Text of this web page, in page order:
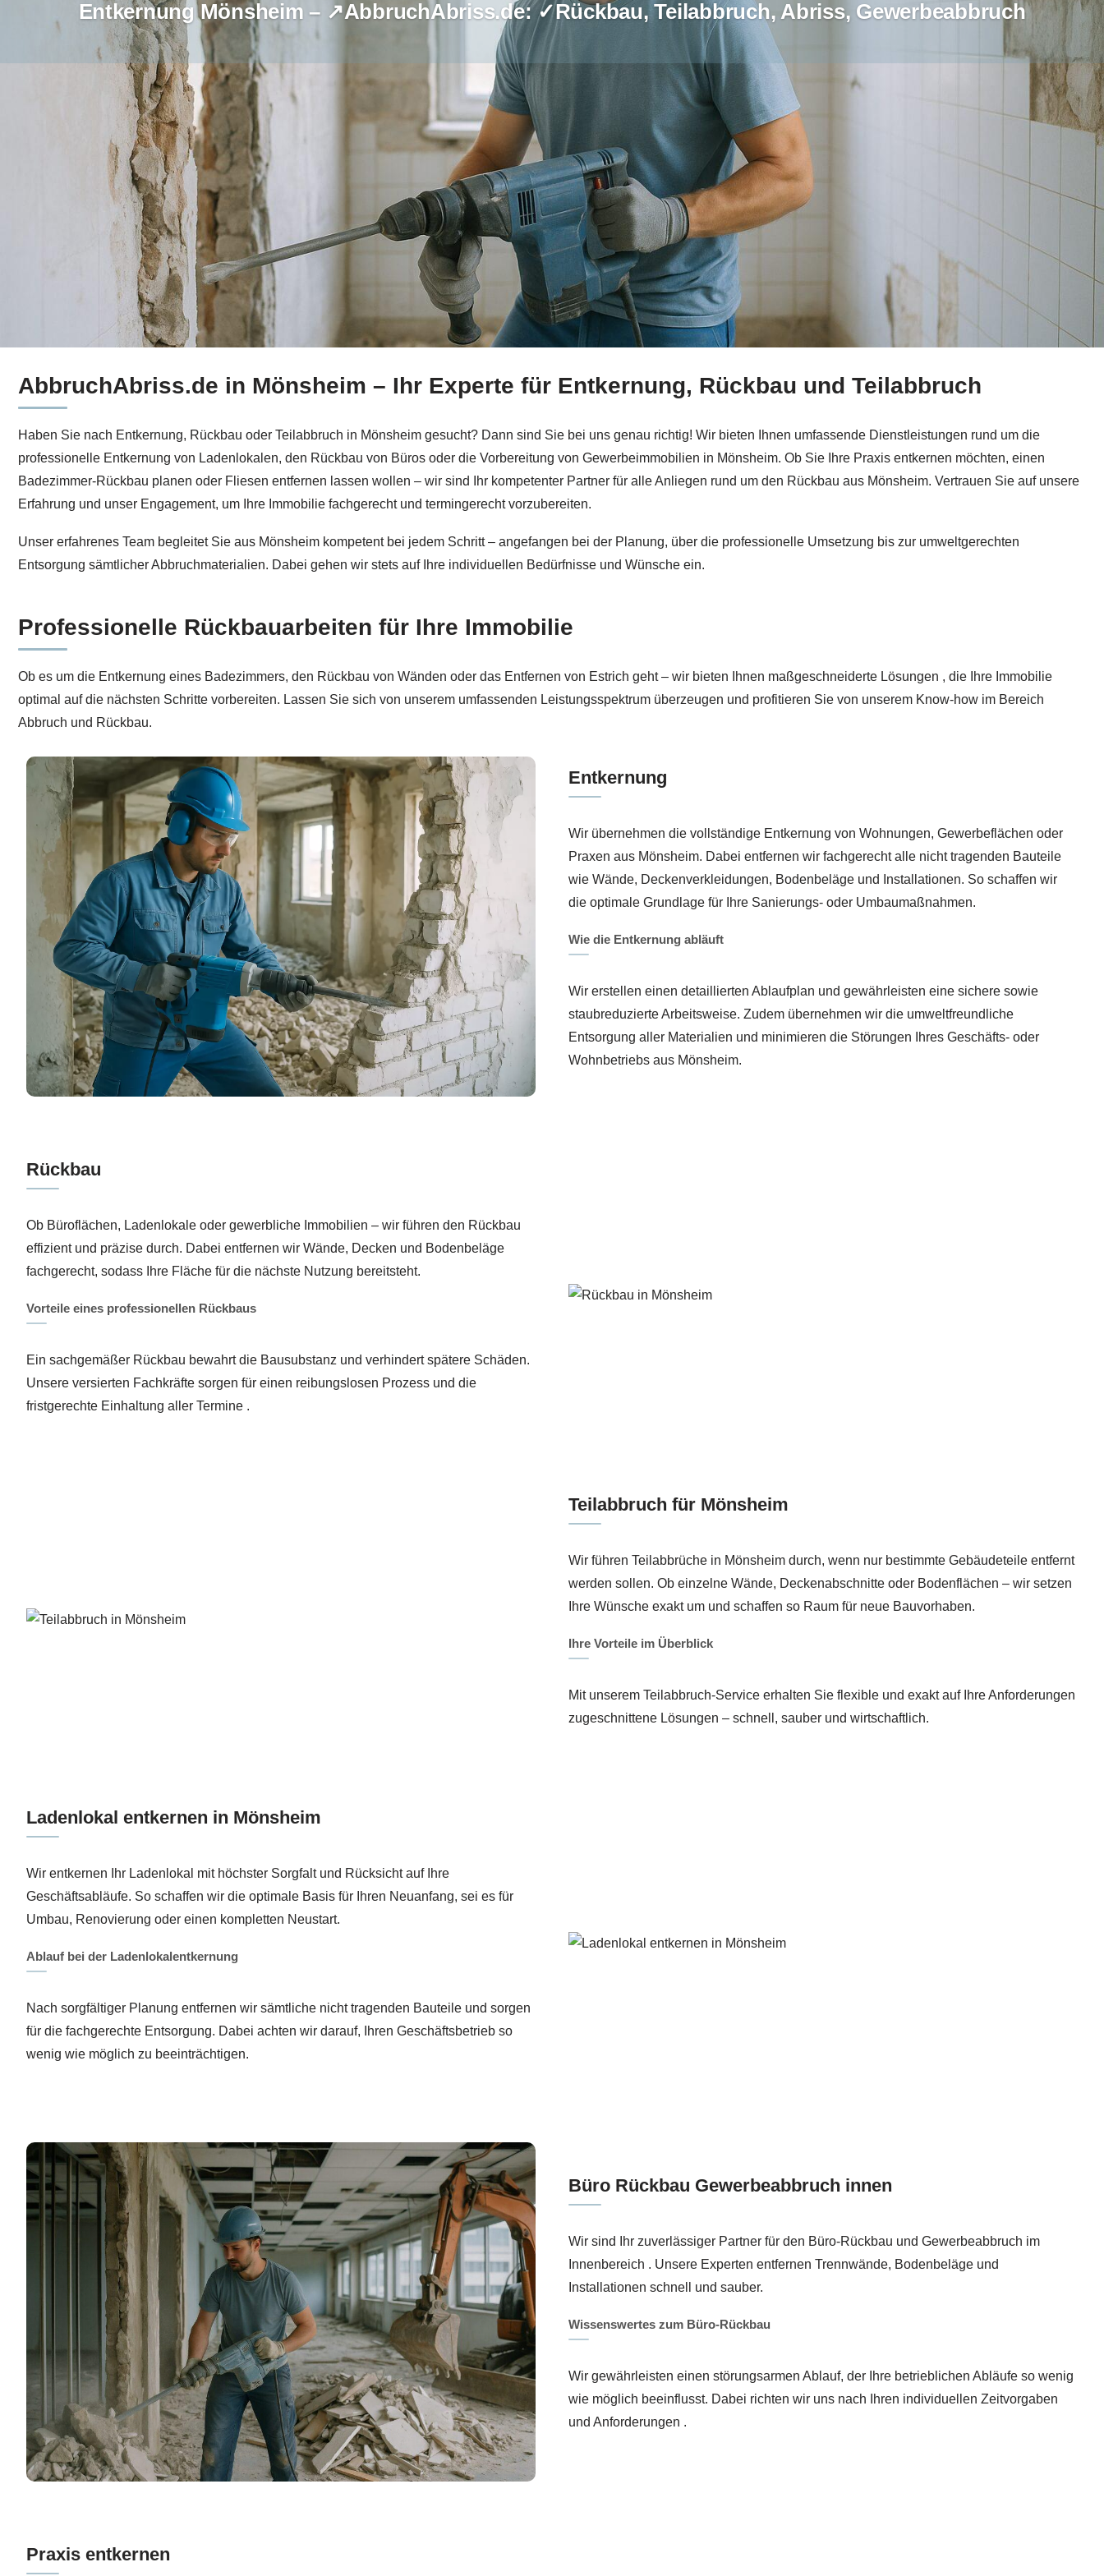
Entkernung Mönsheim – ↗️AbbruchAbriss.de: ✓Rückbau, Teilabbruch, Abriss, Gewerbeabbruch
Erfahren Sie mehr Entkernung für Mönsheim bei ↗️AbbruchAbriss.de und ✓Abriss, Teilabbruch, Rückbau, Gewerbeabbruch. ➡️ AbbruchAbriss.de, Ihr Spezialist für
AbbruchAbriss.de in Mönsheim – Ihr Experte für Entkernung, Rückbau und Teilabbruch
Haben Sie nach Entkernung, Rückbau oder Teilabbruch in Mönsheim gesucht? Dann sind Sie bei uns genau richtig! Wir bieten Ihnen umfassende Dienstleistungen rund um die
professionelle Entkernung von Ladenlokalen, den Rückbau von Büros oder die Vorbereitung von Gewerbeimmobilien in Mönsheim. Ob Sie Ihre Praxis entkernen möchten, einen
Badezimmer-Rückbau planen oder Fliesen entfernen lassen wollen – wir sind Ihr kompetenter Partner für alle Anliegen rund um den Rückbau aus Mönsheim. Vertrauen Sie auf unsere
Erfahrung und unser Engagement, um Ihre Immobilie fachgerecht und termingerecht vorzubereiten.
Unser erfahrenes Team begleitet Sie aus Mönsheim kompetent bei jedem Schritt – angefangen bei der Planung, über die professionelle Umsetzung bis zur umweltgerechten
Entsorgung sämtlicher Abbruchmaterialien. Dabei gehen wir stets auf Ihre individuellen Bedürfnisse und Wünsche ein.
Professionelle Rückbauarbeiten für Ihre Immobilie
Ob es um die Entkernung eines Badezimmers, den Rückbau von Wänden oder das Entfernen von Estrich geht – wir bieten Ihnen maßgeschneiderte Lösungen , die Ihre Immobilie
optimal auf die nächsten Schritte vorbereiten. Lassen Sie sich von unserem umfassenden Leistungsspektrum überzeugen und profitieren Sie von unserem Know-how im Bereich
Abbruch und Rückbau.
Entkernung
Wir übernehmen die vollständige Entkernung von Wohnungen, Gewerbeflächen oder
Praxen aus Mönsheim. Dabei entfernen wir fachgerecht alle nicht tragenden Bauteile
wie Wände, Deckenverkleidungen, Bodenbeläge und Installationen. So schaffen wir
die optimale Grundlage für Ihre Sanierungs- oder Umbaumaßnahmen.
Wie die Entkernung abläuft
Wir erstellen einen detaillierten Ablaufplan und gewährleisten eine sichere sowie
staubreduzierte Arbeitsweise. Zudem übernehmen wir die umweltfreundliche
Entsorgung aller Materialien und minimieren die Störungen Ihres Geschäfts- oder
Wohnbetriebs aus Mönsheim.
Rückbau
Ob Büroflächen, Ladenlokale oder gewerbliche Immobilien – wir führen den Rückbau
effizient und präzise durch. Dabei entfernen wir Wände, Decken und Bodenbeläge
fachgerecht, sodass Ihre Fläche für die nächste Nutzung bereitsteht.
Vorteile eines professionellen Rückbaus
Ein sachgemäßer Rückbau bewahrt die Bausubstanz und verhindert spätere Schäden.
Unsere versierten Fachkräfte sorgen für einen reibungslosen Prozess und die
fristgerechte Einhaltung aller Termine .
Teilabbruch für Mönsheim
Wir führen Teilabbrüche in Mönsheim durch, wenn nur bestimmte Gebäudeteile entfernt
werden sollen. Ob einzelne Wände, Deckenabschnitte oder Bodenflächen – wir setzen
Ihre Wünsche exakt um und schaffen so Raum für neue Bauvorhaben.
Ihre Vorteile im Überblick
Mit unserem Teilabbruch-Service erhalten Sie flexible und exakt auf Ihre Anforderungen
zugeschnittene Lösungen – schnell, sauber und wirtschaftlich.
Ladenlokal entkernen in Mönsheim
Wir entkernen Ihr Ladenlokal mit höchster Sorgfalt und Rücksicht auf Ihre
Geschäftsabläufe. So schaffen wir die optimale Basis für Ihren Neuanfang, sei es für
Umbau, Renovierung oder einen kompletten Neustart.
Ablauf bei der Ladenlokalentkernung
Nach sorgfältiger Planung entfernen wir sämtliche nicht tragenden Bauteile und sorgen
für die fachgerechte Entsorgung. Dabei achten wir darauf, Ihren Geschäftsbetrieb so
wenig wie möglich zu beeinträchtigen.
Büro Rückbau Gewerbeabbruch innen
Wir sind Ihr zuverlässiger Partner für den Büro-Rückbau und Gewerbeabbruch im
Innenbereich . Unsere Experten entfernen Trennwände, Bodenbeläge und
Installationen schnell und sauber.
Wissenswertes zum Büro-Rückbau
Wir gewährleisten einen störungsarmen Ablauf, der Ihre betrieblichen Abläufe so wenig
wie möglich beeinflusst. Dabei richten wir uns nach Ihren individuellen Zeitvorgaben
und Anforderungen .
Praxis entkernen